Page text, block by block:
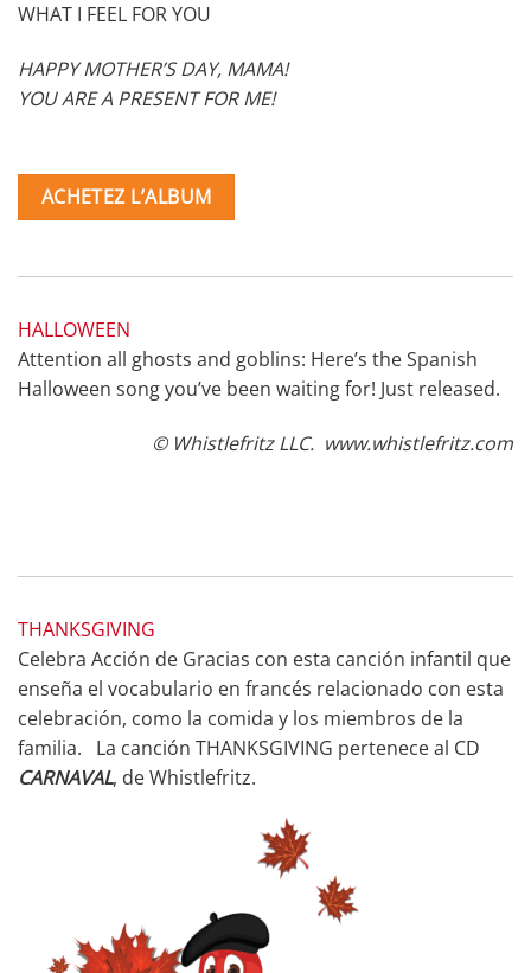
WHAT I FEEL FOR YOU
HAPPY MOTHER’S DAY, MAMA!
YOU ARE A PRESENT FOR ME!
ACHETEZ L’ALBUM
HALLOWEEN
Attention all ghosts and goblins: Here’s the Spanish
Halloween song you’ve been waiting for! Just released.
© Whistlefritz LLC. www.whistlefritz.com
THANKSGIVING
Celebra Acción de Gracias con esta canción infantil que
enseña el vocabulario en francés relacionado con esta
celebración, como la comida y los miembros de la
familia. La canción THANKSGIVING pertenece al CD
CARNAVAL, de Whistlefritz.